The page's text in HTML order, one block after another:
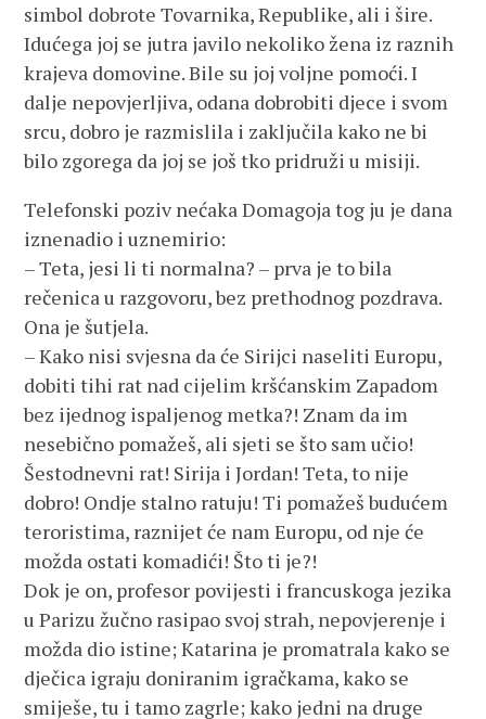
simbol dobrote Tovarnika, Republike, ali i šire.
Idućega joj se jutra javilo nekoliko žena iz raznih
krajeva domovine. Bile su joj voljne pomoći. I
dalje nepovjerljiva, odana dobrobiti djece i svom
srcu, dobro je razmislila i zaključila kako ne bi
bilo zgorega da joj se još tko pridruži u misiji.
Telefonski poziv nećaka Domagoja tog ju je dana
iznenadio i uznemirio:
– Teta, jesi li ti normalna? – prva je to bila
rečenica u razgovoru, bez prethodnog pozdrava.
Ona je šutjela.
– Kako nisi svjesna da će Sirijci naseliti Europu,
dobiti tihi rat nad cijelim kršćanskim Zapadom
bez ijednog ispaljenog metka?! Znam da im
nesebično pomažeš, ali sjeti se što sam učio!
Šestodnevni rat! Sirija i Jordan! Teta, to nije
dobro! Ondje stalno ratuju! Ti pomažeš budućem
teroristima, raznijet će nam Europu, od nje će
možda ostati komadići! Što ti je?!
Dok je on, profesor povijesti i francuskoga jezika
u Parizu žučno rasipao svoj strah, nepovjerenje i
možda dio istine; Katarina je promatrala kako se
dječica igraju doniranim igračkama, kako se
smiješe, tu i tamo zagrle; kako jedni na druge